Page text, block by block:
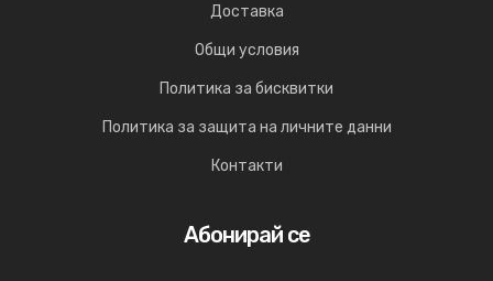
Доставка
Общи условия
Политика за бисквитки
Политика за защита на личните данни
Контакти
Абонирай се